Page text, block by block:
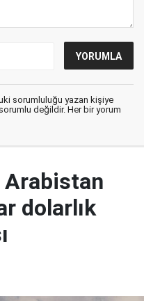
sorumluluğu yazan kişiye
değildir. Her bir yorum
Arabistan
dolarlık